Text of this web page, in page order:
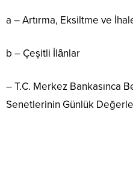
a – Artırma, Eksiltme ve
b – Çeşitli İlânlar
– T.C. Merkez Bankasınca
Senetlerinin Günlük